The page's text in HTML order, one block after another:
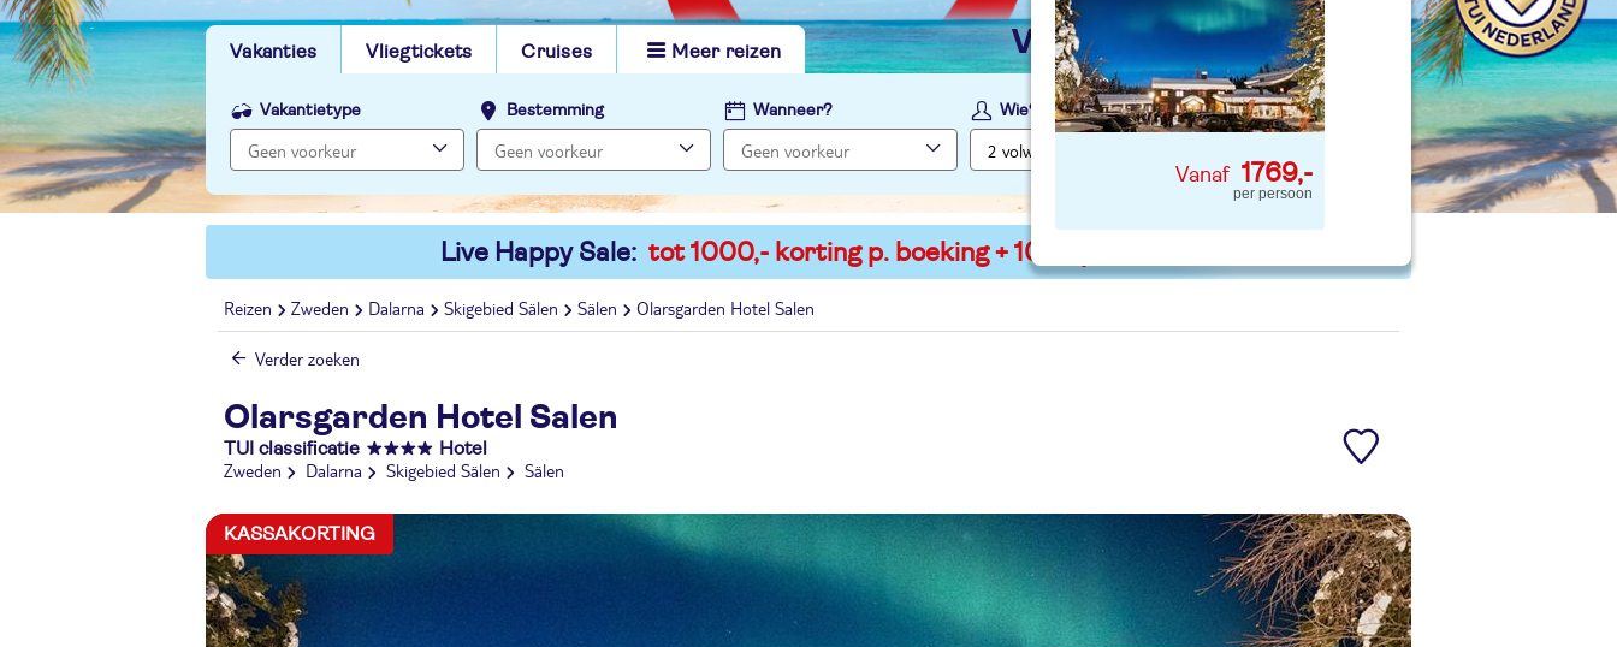
1769,-
per persoon
Vakanties Vliegtickets Cruises Meer reizen vind jouw ideale vakantie
Vakantietype Bestemming Wanneer? Wie?
Live Happy Sale: tot 1000,- korting p. boeking + 100,- p. kind
Reizen Zweden Dalarna Skigebied Sälen Sälen Olarsgarden Hotel Salen
Verder zoeken
Olarsgarden Hotel Salen
TUI classificatie Hotel
Zweden Dalarna Skigebied Sälen Sälen
KASSAKORTING